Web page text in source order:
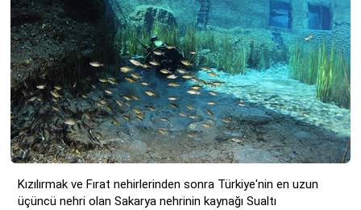
Kızılırmak ve Fırat nehirlerinden sonra Türkiye'nin en uzun
üçüncü nehri olan Sakarya nehrinin kaynağı Sualtı